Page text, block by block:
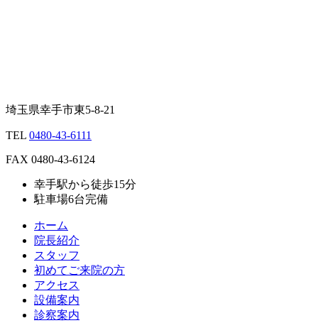
埼玉県幸手市東5-8-21
TEL 0480-43-6111
FAX 0480-43-6124
幸手駅から徒歩15分
駐車場6台完備
ホーム
院長紹介
スタッフ
初めてご来院の方
アクセス
設備案内
診察案内